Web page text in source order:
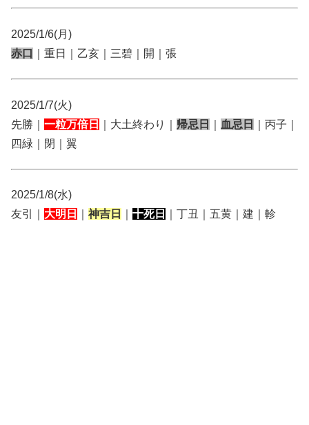
2025/1/6(月)
赤口
｜重日｜乙亥｜三碧｜開｜張
2025/1/7(火)
先勝｜ 一粒万倍日 ｜大土終わり｜ 帰忌日 血忌日
｜丙子｜
四緑｜閉｜翼
2025/1/8(水)
友引｜ 大明日 神吉日 十死日 ｜丁丑｜五黄｜建｜軫